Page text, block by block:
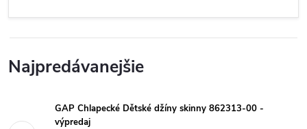
Najpredávanejšie
GAP Chlapecké Dětské džíny skinny 862313-00 -
výpredaj